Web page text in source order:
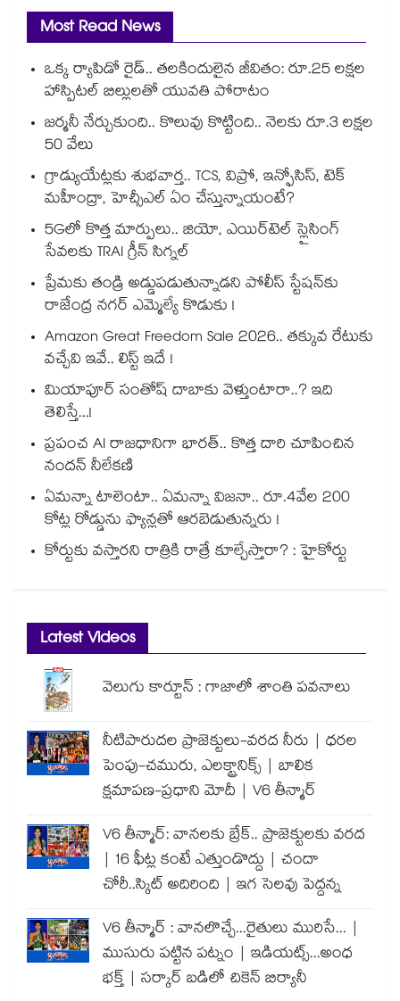
Most Read News
ఒక్క ర్యాపిడో రైడ్.. తలకిందులైన జీవితం: రూ.25 లక్షల
హాస్పిటల్ బిల్లులతో యువతి పోరాటం
జర్మనీ నేర్చుకుంది.. కొలువు కొట్టింది.. నెలకు రూ.3 లక్షల
50 వేలు
గ్రాడ్యుయేట్లకు శుభవార్త.. TCS, విప్రో, ఇన్ఫోసిస్, టెక్
మహీంద్రా, హెచ్సీఎల్ ఏం చేస్తున్నాయంటే?
5Gలో కొత్త మార్పులు.. జియో, ఎయిర్‌టెల్ స్లైసింగ్
సేవలకు TRAI గ్రీన్ సిగ్నల్
ప్రేమకు తండ్రి అడ్డుపడుతున్నాడని పోలీస్ స్టేషన్⁪కు
రాజేంద్ర నగర్ ఎమ్మెల్యే కొడుకు !
Amazon Great Freedom Sale 2026.. తక్కువ రేటుకు
వచ్చేవి ఇవే.. లిస్ట్ ఇదే !
మియాపూర్ సంతోష్ దాబాకు వెళ్తుంటారా..? ఇది
తెలిస్తే...!
ప్రపంచ AI రాజధానిగా భారత్.. కొత్త దారి చూపించిన
నందన్ నీలేకణి
ఏమన్నా టాలెంటా.. ఏమన్నా విజనా.. రూ.4వేల 200
కోట్ల రోడ్డును ఫ్యాన్లతో ఆరబెడుతున్నరు !
కోర్టుకు వస్తారని రాత్రికి రాత్రే కూల్చేస్తారా? : హైకోర్టు
Latest Videos
వెలుగు కార్టూన్ : గాజాలో శాంతి పవనాలు
నీటిపారుదల ప్రాజెక్టులు-వరద నీరు | ధరల
పెంపు-చమురు, ఎలక్ట్రానిక్స్ | బాలిక
క్షమాపణ-ప్రధాని మోదీ | V6 తీన్మార్
V6 తీన్మార్: వానలకు బ్రేక్.. ప్రాజెక్టులకు వరద
| 16 ఫీట్ల కంటే ఎత్తుండొద్దు | చందా
చోరీ..స్కిట్ అదిరింది | ఇగ సెలవు పెద్దన్న
V6 తీన్మార్ : వానలొచ్చే...రైతులు మురిసే... |
ముసురు పట్టిన పట్నం | ఇడియట్స్...అంధ
భక్త్ | సర్కార్ బడిలో చికెన్ బిర్యానీ